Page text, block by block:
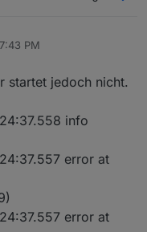
PM
startet jedoch nicht.
info
error at
error at